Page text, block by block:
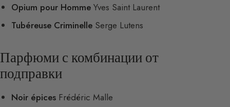
Opium pour Homme Yves Saint Laurent
Tubéreuse Criminelle Serge Lutens
Парфюми с комбинации от
подправки
Noir épices Frédéric Malle